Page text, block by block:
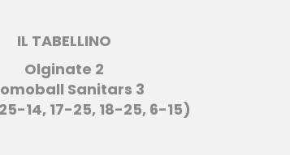
IL TABELLINO
Olginate 2
Sanitars 3
14, 17-25, 18-25, 6-15)